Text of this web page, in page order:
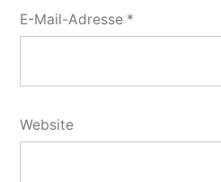
E-Mail-Adresse *
Website